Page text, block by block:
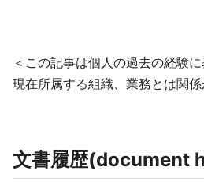
＜この記事は個人の過去の経験
現在所属する組織、業務とは関
文書履歴(document